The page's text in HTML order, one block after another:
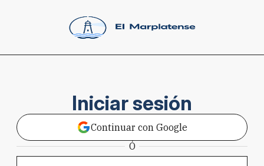
Iniciar sesión
Continuar con Google
Ó